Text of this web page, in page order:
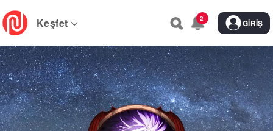
Skip
to
main
navigation
Keşfet 2 GIRIŞ